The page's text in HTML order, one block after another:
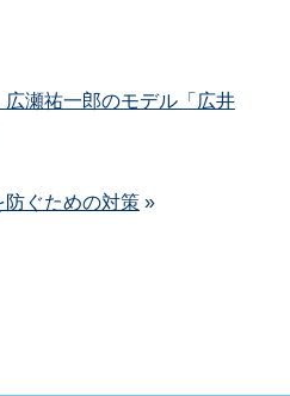
瀬祐一郎のモデル「広井
防ぐための対策»